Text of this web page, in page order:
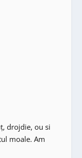
drojdie, ou si
moale. Am